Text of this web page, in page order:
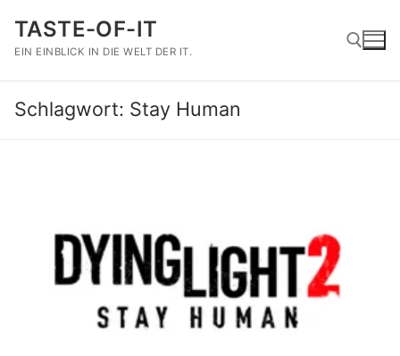
Inhalt
springen
TASTE-OF-IT
EIN EINBLICK IN DIE WELT DER IT.
Suchen nach:
Schlagwort: Stay Human